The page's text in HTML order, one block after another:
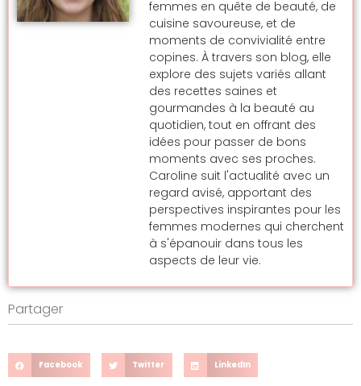
femmes en quête de beauté, de
cuisine savoureuse, et de
moments de convivialité entre
copines. À travers son blog, elle
explore des sujets variés allant
des recettes saines et
gourmandes à la beauté au
quotidien, tout en offrant des
idées pour passer de bons
moments avec ses proches.
Caroline suit l'actualité avec un
regard avisé, apportant des
perspectives inspirantes pour les
femmes modernes qui cherchent
à s'épanouir dans tous les
aspects de leur vie.
Partager
Facebook Twitter LinkedIn